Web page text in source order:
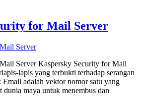
for Mail Server
Server
Server Kaspersky Security for Mail
lapis yang terbukti terhadap serangan
Email adalah vektor nomor satu yang
dunia maya untuk menembus dan